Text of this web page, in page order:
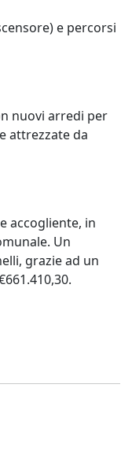
e percorsi
nuovi arredi per
attrezzate da
accogliente, in
Un
grazie ad un